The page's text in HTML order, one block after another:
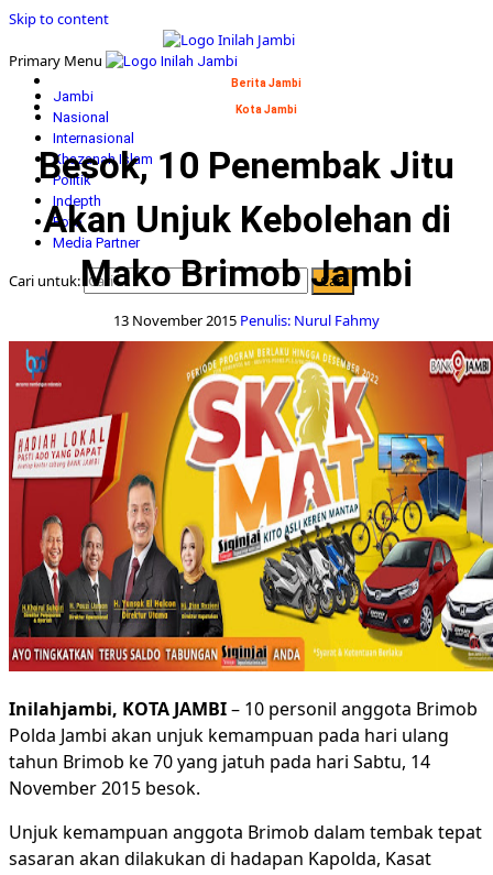
Skip to content
Primary Menu
Jambi
Nasional
Internasional
Khazanah Islam
Politik
Indepth
Foto
Media Partner
Cari untuk:
Berita Jambi
Kota Jambi
Besok, 10 Penembak Jitu
Akan Unjuk Kebolehan di
Mako Brimob Jambi
13 November 2015 Penulis: Nurul Fahmy
Inilahjambi, KOTA JAMBI– 10 personil anggota Brimob
Polda Jambi akan unjuk kemampuan pada hari ulang
tahun Brimob ke 70 yang jatuh pada hari Sabtu, 14
November 2015 besok.
Unjuk kemampuan anggota Brimob dalam tembak tepat
sasaran akan dilakukan di hadapan Kapolda, Kasat